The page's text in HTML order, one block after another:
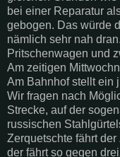
bei einer Reparatur
gebogen. Das würde
nämlich sehr nah
Pritschenwagen und
Am zeitigen
Am Bahnhof stellt ein
Wir fragen nach
Strecke, auf der
russischen
Zerquetschte fährt
der fährt so gegen